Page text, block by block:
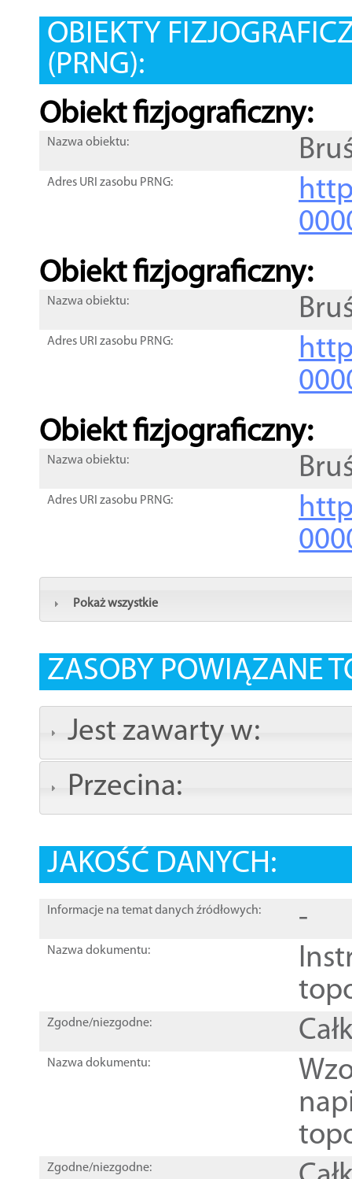
OBIEKTY
(PRNG):
Obiekt fizjograficzny:
Nazwa obiektu:
Adres URI zasobu PRNG:
Obiekt fizjograficzny:
Nazwa obiektu:
Adres URI zasobu PRNG:
Obiekt fizjograficzny:
Nazwa obiektu:
Adres URI zasobu PRNG:
Pokaż wszystkie
ZASOBY POWIĄZANE
Jest zawarty w:
Przecina:
JAKOŚĆ DANYCH:
Informacje na temat danych źródłowych: -
Nazwa dokumentu:
Zgodne/niezgodne:
Nazwa dokumentu:
Zgodne/niezgodne: